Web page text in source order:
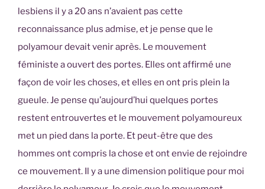
lesbiens il y a 20 ans n’avaient pas cette
reconnaissance plus admise, et je pense que le
polyamour devait venir après. Le mouvement
féministe a ouvert des portes. Elles ont affirmé une
façon de voir les choses, et elles en ont pris plein la
gueule. Je pense qu’aujourd’hui quelques portes
restent entrouvertes et le mouvement polyamoureux
met un pied dans la porte. Et peut-être que des
hommes ont compris la chose et ont envie de rejoindre
ce mouvement. Il y a une dimension politique pour moi